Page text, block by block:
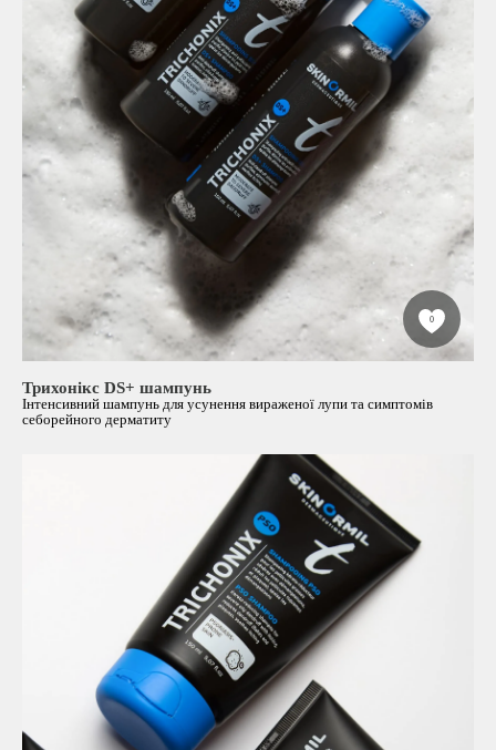
0
Трихонікс DS+ шампунь
Інтенсивний шампунь для усунення вираженої лупи та симптомів
себорейного дерматиту